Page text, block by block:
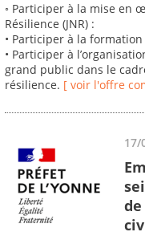
◦ Participer à la mise en
Résilience (JNR) :
• Participer à la
• Participer à
grand public dans le
résilience. [ voir l'offre
17/